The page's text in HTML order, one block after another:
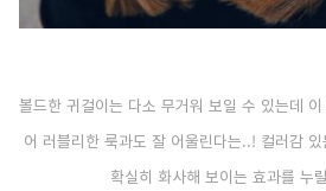
볼드한 귀걸이는 다소 무거워 보일 수 있는데
어 러블리한 룩과도 잘 어울린다는..! 컬러감
확실히 화사해 보이는 효과를 누